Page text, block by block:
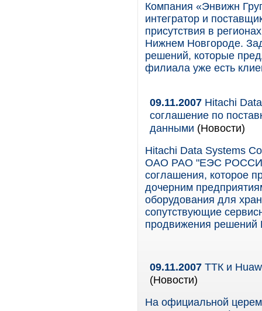
Компания «Энвижн
интегратор и
присутствия в
Нижнем Новгороде.
решений, которые
филиала уже есть
09.11.2007 Hitachi
соглашение по
данными (Новости)
Hitachi Data Systems
ОАО РАО "ЕЭС
соглашения, которое
дочерним
оборудования для
сопутствующие
продвижения решений
09.11.2007 ТТК и
(Новости)
На официальной